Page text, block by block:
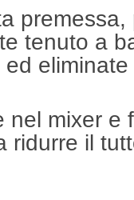
tenuto a
nel mixer e
ridurre il